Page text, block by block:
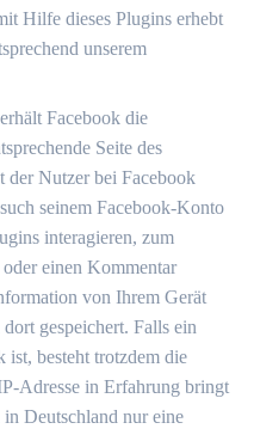
Hilfe dieses Plugins erhebt
unserem
Facebook die
Seite des
der Nutzer bei Facebook
seinem Facebook-Konto
interagieren, zum
einen Kommentar
von Ihrem Gerät
gespeichert. Falls ein
besteht trotzdem die
Adresse in Erfahrung bringt
Deutschland nur eine